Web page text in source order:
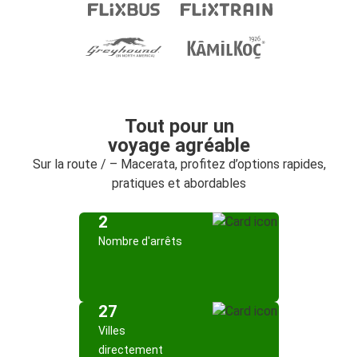
Tout pour un
voyage agréable
Sur la route / – Macerata, profitez d’options rapides,
pratiques et abordables
2
Nombre d'arrêts
27
Villes
directement